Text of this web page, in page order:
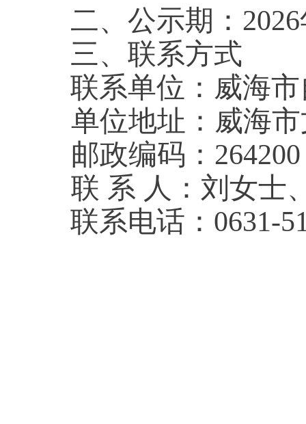
二、公示期： 2026
三、联系方式
联系单位：威海
单位地址：威海
邮政编码： 264200
联 系 人： 刘女士
联系电话： 0631-